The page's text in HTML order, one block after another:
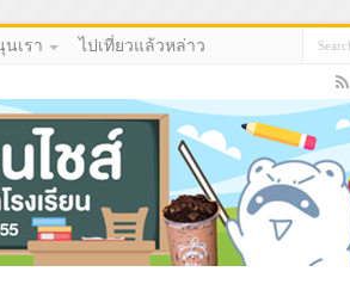
เรา ไปเที่ยวแล้วหล่าว